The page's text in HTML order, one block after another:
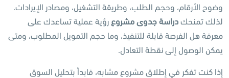
وضوح الأرقام، وحجم الطلب، وطريقة التشغيل، ومصادر الإيرادات.
لذلك تمنحكدراسة جدوى مشروع رؤية عملية تساعدك على
معرفة هل الفرصة قابلة للتنفيذ، وما حجم التمويل المطلوب، ومتى
يمكن الوصول إلى نقطة التعادل.
إذا كنت تفكر في إطلاق مشروع مشابه، فابدأ بتحليل السوق